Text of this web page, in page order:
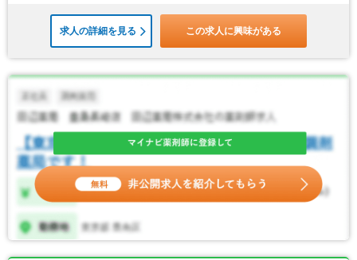
求人の詳細を見る この求人に興味がある